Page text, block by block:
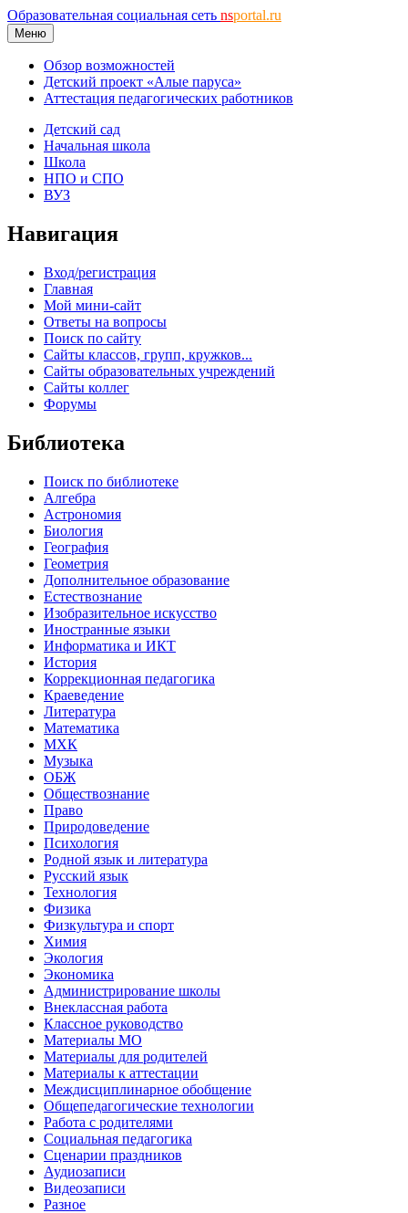
Образовательная социальная сеть nsportal.ru
Меню
Обзор возможностей
Детский проект «Алые паруса»
Аттестация педагогических работников
Детский сад
Начальная школа
Школа
НПО и СПО
ВУЗ
Навигация
Вход/регистрация
Главная
Мой мини-сайт
Ответы на вопросы
Поиск по сайту
Сайты классов, групп, кружков...
Сайты образовательных учреждений
Сайты коллег
Форумы
Библиотека
Поиск по библиотеке
Алгебра
Астрономия
Биология
География
Геометрия
Дополнительное образование
Естествознание
Изобразительное искусство
Иностранные языки
Информатика и ИКТ
История
Коррекционная педагогика
Краеведение
Литература
Математика
МХК
Музыка
ОБЖ
Обществознание
Право
Природоведение
Психология
Родной язык и литература
Русский язык
Технология
Физика
Физкультура и спорт
Химия
Экология
Экономика
Администрирование школы
Внеклассная работа
Классное руководство
Материалы МО
Материалы для родителей
Материалы к аттестации
Междисциплинарное обобщение
Общепедагогические технологии
Работа с родителями
Социальная педагогика
Сценарии праздников
Аудиозаписи
Видеозаписи
Разное